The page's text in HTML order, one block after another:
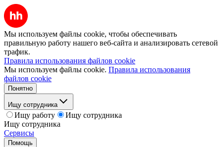
Мы используем файлы cookie, чтобы обеспечивать
правильную работу нашего веб-сайта и анализировать сетевой
трафик.
Правила использования файлов cookie
Мы используем файлы cookie. Правила использования
файлов cookie
Понятно
Ищу сотрудника
Ищу работу
Ищу сотрудника
Ищу сотрудника
Сервисы
Помощь